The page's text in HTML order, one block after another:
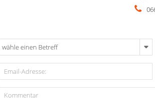
wähle einen Betreff